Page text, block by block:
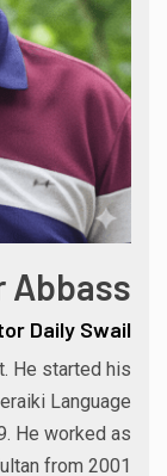
Abbass
Daily Swail
He started his
Language
He worked as
from 2001